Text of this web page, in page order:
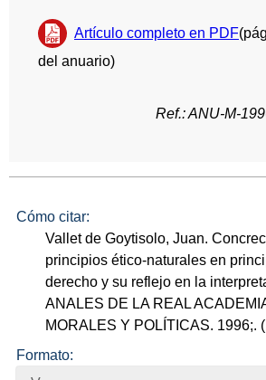
Artículo completo en PDF
del anuario)
Ref.: ANU-M-
Cómo citar:
Vallet de Goytisolo, Juan.
principios ético-naturales en
derecho y su reflejo en la
ANALES DE LA REAL
MORALES Y POLÍTICAS. 1996;.
Formato: